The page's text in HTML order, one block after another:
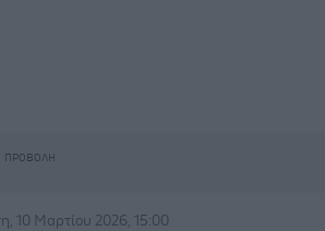
10 Μαρτίου 2026, 15:00